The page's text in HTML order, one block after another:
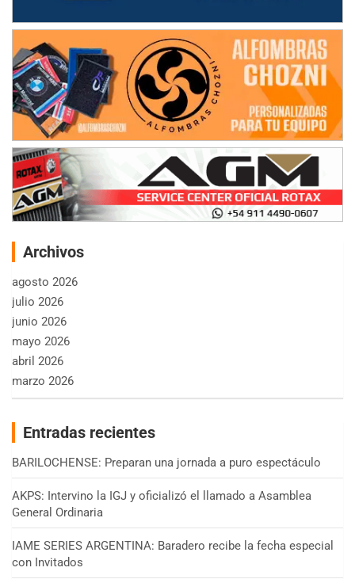
Archivos
agosto 2026
julio 2026
junio 2026
mayo 2026
abril 2026
marzo 2026
Entradas recientes
BARILOCHENSE: Preparan una jornada a puro espectáculo
AKPS: Intervino la IGJ y oficializó el llamado a Asamblea
General Ordinaria
IAME SERIES ARGENTINA: Baradero recibe la fecha especial
con Invitados